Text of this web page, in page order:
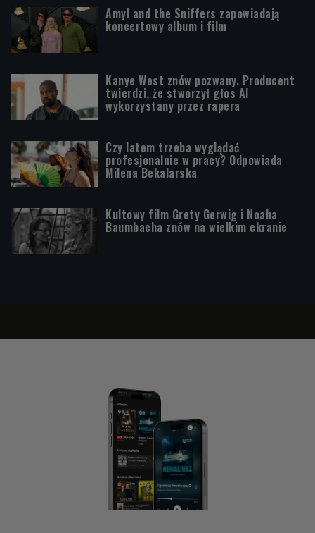
Amyl and the Sniffers zapowiadają
koncertowy album i film
Kanye West znów pozwany. Producent
twierdzi, że stworzył głos AI
wykorzystany przez rapera
Czy latem trzeba wyglądać
profesjonalnie w pracy? Odpowiada
Milena Bekalarska
Kultowy film Grety Gerwig i Noaha
Baumbacha znów na wielkim ekranie